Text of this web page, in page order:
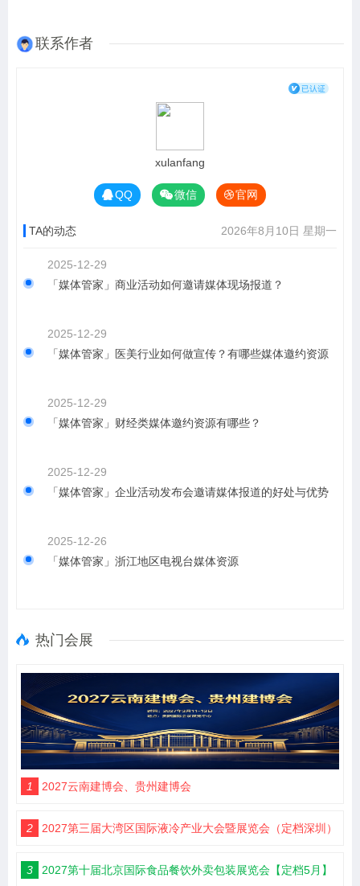
联系作者
xulanfang
QQ 微信 官网
TA的动态 2026年8月10日 星期一
2025-12-29
「媒体管家」商业活动如何邀请媒体现场报道？
2025-12-29
「媒体管家」医美行业如何做宣传？有哪些媒体邀约资源
2025-12-29
「媒体管家」财经类媒体邀约资源有哪些？
2025-12-29
「媒体管家」企业活动发布会邀请媒体报道的好处与优势
2025-12-26
「媒体管家」浙江地区电视台媒体资源
热门会展
1 2027云南建博会、贵州建博会
2 2027第三届大湾区国际液冷产业大会暨展览会（定档深圳）
3 2027第十届北京国际食品餐饮外卖包装展览会【定档5月】